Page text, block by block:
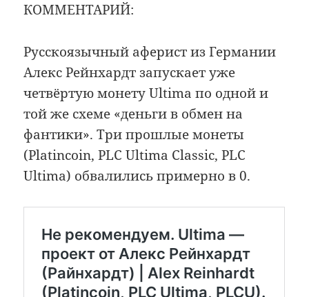
КОММЕНТАРИЙ:
Русскоязычный аферист из Германии
Алекс Рейнхардт запускает уже
четвёртую монету Ultima по одной и
той же схеме «деньги в обмен на
фантики». Три прошлые монеты
(Platincoin, PLC Ultima Classic, PLC
Ultima) обвалились примерно в 0.